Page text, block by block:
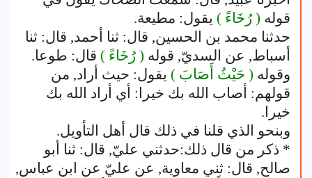
قوله ( رُخَاءً ) يقول: مطيعة.
حدثنا محمد بن الحسين, قال: ثنا أحمد, قال: ثنا
أسباط, عن السديّ, قوله ( رُخَاءً ) قال: طوعا.
وقوله ( حَيْثُ أَصَابَ ) يقول: حيث أراد, من
قولهم: أصاب الله بك خيرا: أي أراد الله بك
خيرا.
وبنحو الذي قلنا في ذلك قال أهل التأويل.
* ذكر من قال ذلك:حدثني عليّ, قال: ثنا أبو
صالح, قال: ثني معاوية, عن عليّ عن ابن عباس,